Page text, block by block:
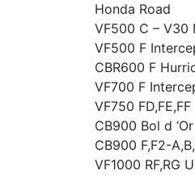
Honda Road
VF500 C – V30
VF500 F
CBR600 F
VF700 F
VF750
CB900 Bol d
CB900 F,F2-
VF1000 RF,RG